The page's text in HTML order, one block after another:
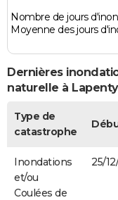
Nombre de jours
Moyenne des jours
Dernières
naturelle à Lapenty
Type de
catastrophe
Inondations
et/ou
Coulées de
25/